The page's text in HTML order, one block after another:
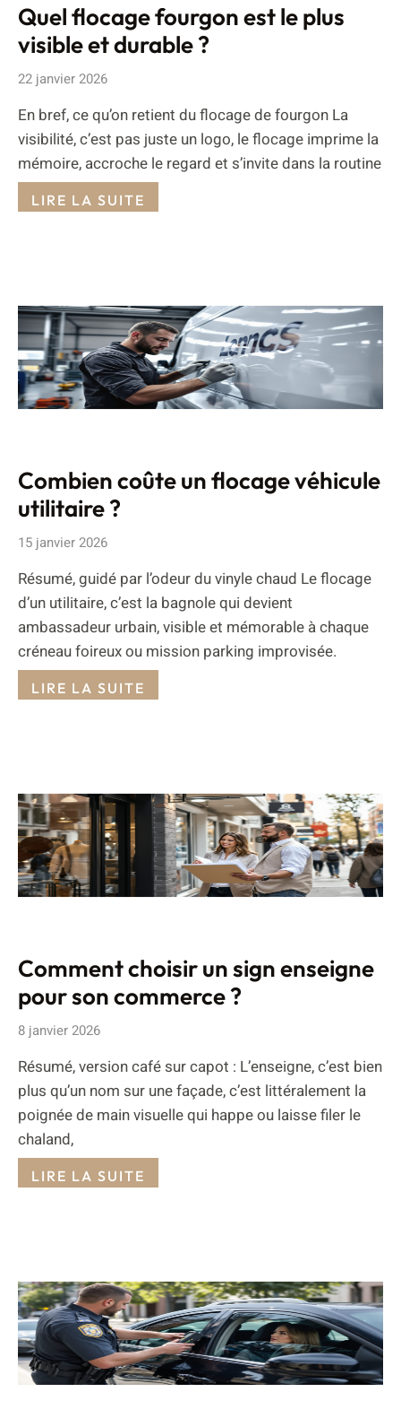
Quel flocage fourgon est le plus
visible et durable ?
22 janvier 2026
En bref, ce qu’on retient du flocage de fourgon La
visibilité, c’est pas juste un logo, le flocage imprime la
mémoire, accroche le regard et s’invite dans la routine
LIRE LA SUITE
Combien coûte un flocage véhicule
utilitaire ?
15 janvier 2026
Résumé, guidé par l’odeur du vinyle chaud Le flocage
d’un utilitaire, c’est la bagnole qui devient
ambassadeur urbain, visible et mémorable à chaque
créneau foireux ou mission parking improvisée.
LIRE LA SUITE
Comment choisir un sign enseigne
pour son commerce ?
8 janvier 2026
Résumé, version café sur capot : L’enseigne, c’est bien
plus qu’un nom sur une façade, c’est littéralement la
poignée de main visuelle qui happe ou laisse filer le
chaland,
LIRE LA SUITE